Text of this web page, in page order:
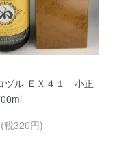
ヅル ＥＸ４１ 小正
税320円)